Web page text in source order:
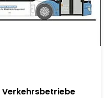
Verkehrsbetriebe